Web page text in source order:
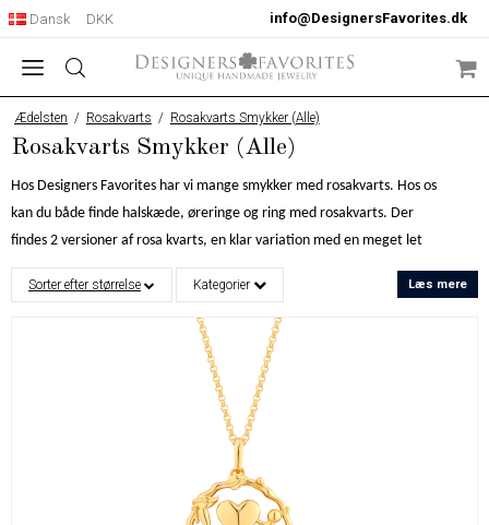
info@DesignersFavorites.dk
Dansk DKK
Ædelsten / Rosakvarts / Rosakvarts Smykker (Alle)
Rosakvarts Smykker (Alle)
Hos Designers Favorites har vi mange smykker med rosakvarts. Hos os
kan du både finde halskæde, øreringe og ring med rosakvarts. Der
findes 2 versioner af rosa kvarts, en klar variation med en meget let
rosa farve og en mere røget version som har en stærkere rosa farve
med validerede linjer og nuancer. Smykker med rosakvarts er meget
efterspurgt pga. at den skønne farve går godt sammen med både sølv-
og guldfarve. Vi designer alle vores smykker selv hos Designers
Favorites og sætter en ære i at tilbyde moderne og unikke smykker.
Sorter efter størrelse Kategorier Læs mere